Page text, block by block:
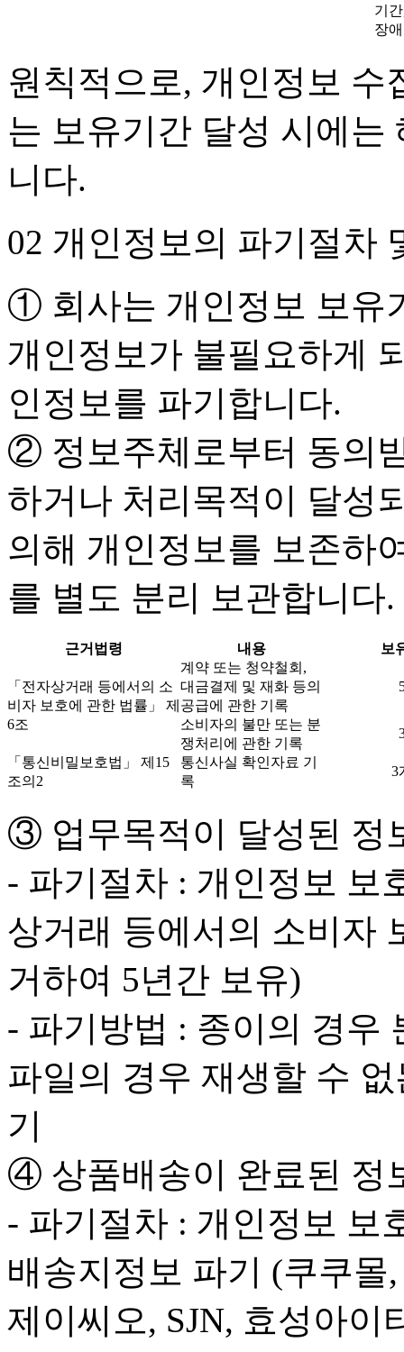
기
장
원칙적으로, 개인정보 수
는 보유기간 달성 시에는
니다.
02 개인정보의 파기절차
① 회사는 개인정보 보유
개인정보가 불필요하게
인정보를 파기합니다.
② 정보주체로부터 동의
하거나 처리목적이 달성
의해 개인정보를 보존하
를 별도 분리 보관합니다.
근거법령 내용 보
「전자상거래 등에서의 소
비자 보호에 관한 법률」 제
6조
계약 또는 청약철회,
대금결제 및 재화 등의
공급에 관한 기록
소비자의 불만 또는 분
쟁처리에 관한 기록
「통신비밀보호법」 제15
조의2
통신사실 확인자료 기
록
3
③ 업무목적이 달성된 정
- 파기절차 : 개인정보 보
상거래 등에서의 소비자
거하여 5년간 보유)
- 파기방법 : 종이의 경우
파일의 경우 재생할 수
기
④ 상품배송이 완료된 정
- 파기절차 : 개인정보 보
배송지정보 파기 (쿠쿠
제이씨오, SJN, 효성아이